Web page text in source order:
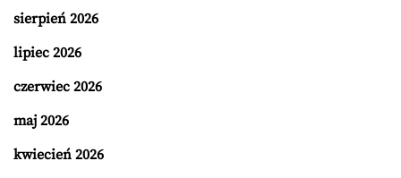
sierpień 2026
lipiec 2026
czerwiec 2026
maj 2026
kwiecień 2026